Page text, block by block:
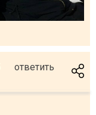
ответить